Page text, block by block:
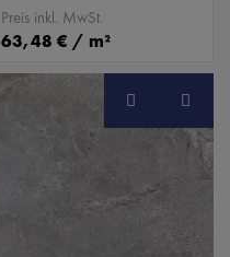
Preis inkl. MwSt.
63,48 € / m²